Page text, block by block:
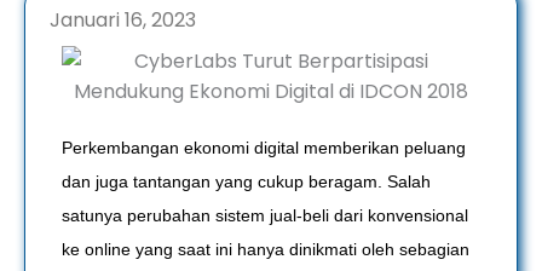
Januari 16, 2023
Perkembangan ekonomi digital memberikan peluang
dan juga tantangan yang cukup beragam. Salah
satunya perubahan sistem jual-beli dari konvensional
ke online yang saat ini hanya dinikmati oleh sebagian